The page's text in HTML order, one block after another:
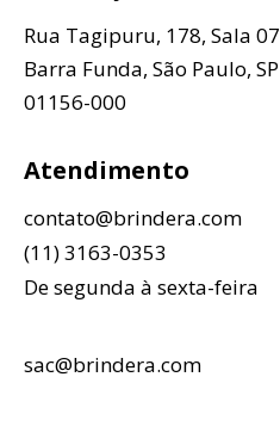
Rua Tagipuru, 178, Sala 07
Barra Funda, São Paulo, SP
01156-000
Atendimento
contato@brindera.com
(11) 3163-0353
De segunda à sexta-feira
sac@brindera.com